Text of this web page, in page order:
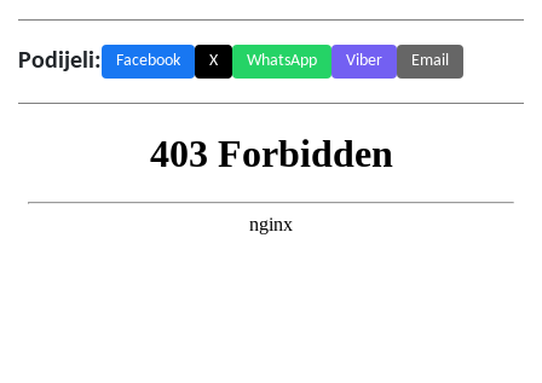
Podijeli: Facebook X WhatsApp Viber Email